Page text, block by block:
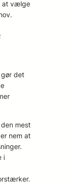
at vælge
gør det
mest
nem at
i